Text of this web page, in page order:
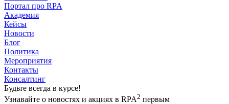
Портал про RPA
Академия
Кейсы
Новости
Блог
Политика
Мероприятия
Контакты
Консалтинг
Будьте всегда в курсе!
Узнавайте о новостях и акциях в RPA2 первым